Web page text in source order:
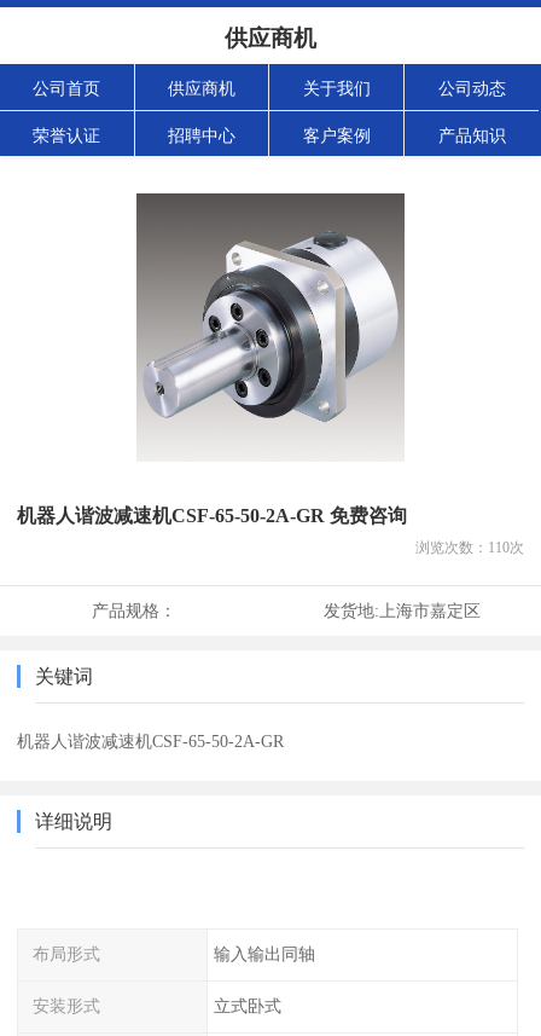
供应商机
公司首页 供应商机 关于我们 公司动态
荣誉认证 招聘中心 客户案例 产品知识
机器人谐波减速机CSF-65-50-2A-GR 免费咨询
浏览次数： 110次
产品规格： 发货地: 上海市嘉定区
关键词
机器人谐波减速机CSF-65-50-2A-GR
详细说明
布局形式 输入输出同轴
安装形式 立式卧式